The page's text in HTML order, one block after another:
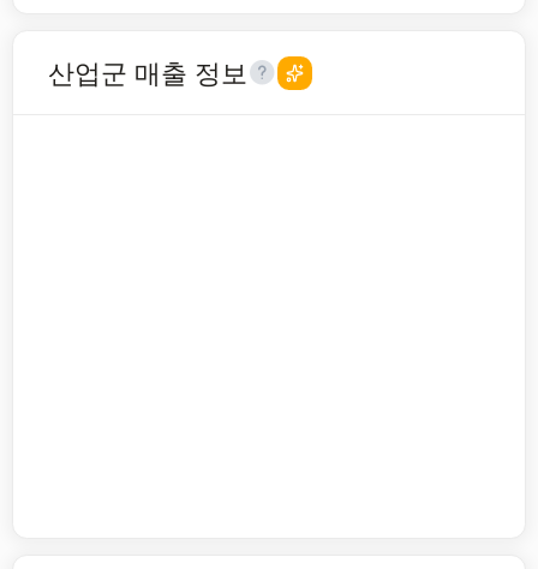
산업군 매출 정보